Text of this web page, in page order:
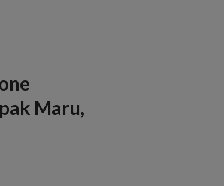
Maru,